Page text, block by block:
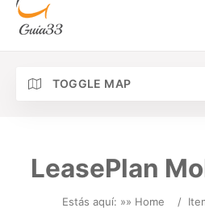
TOGGLE MAP
LeasePlan
Estás aquí: »» Home /